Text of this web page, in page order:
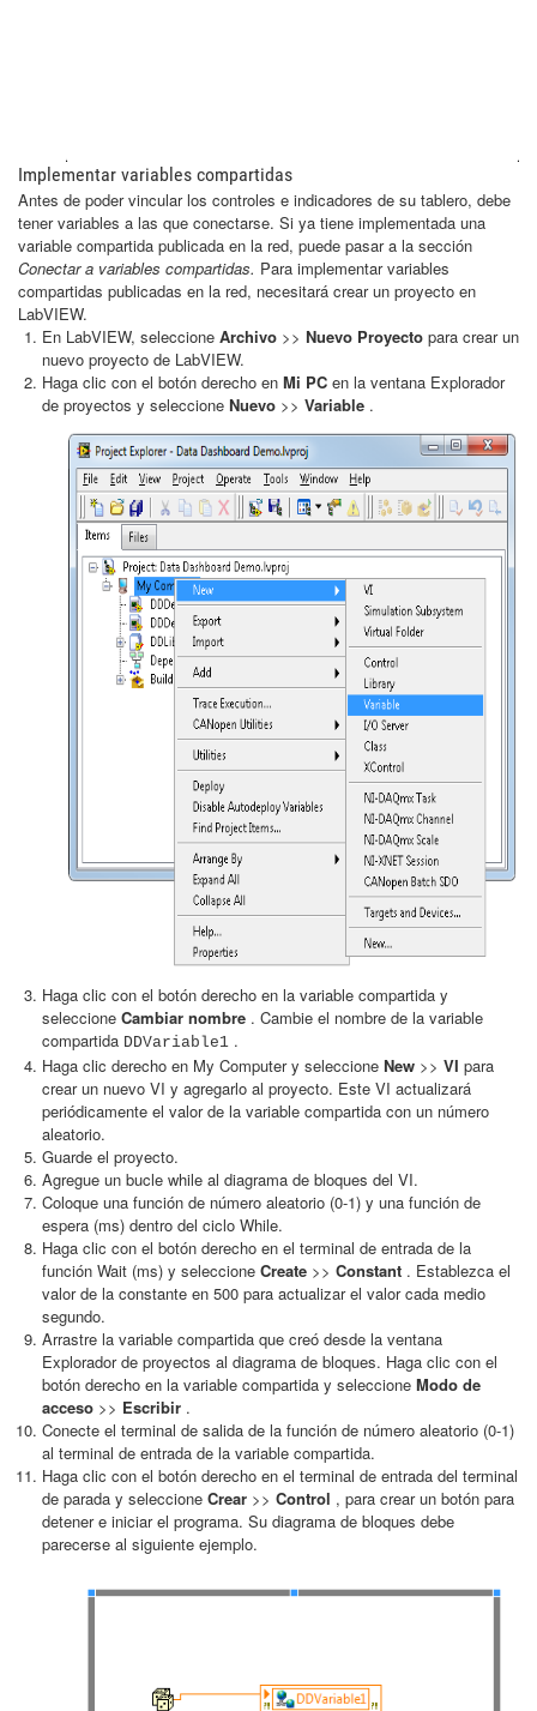
Implementar variables compartidas
Antes de poder vincular los controles e indicadores de su tablero, debe
tener variables a las que conectarse. Si ya tiene implementada una
variable compartida publicada en la red, puede pasar a la sección
Conectar a variables compartidas. Para implementar variables
compartidas publicadas en la red, necesitará crear un proyecto en
LabVIEW.
En LabVIEW, seleccione Archivo >> Nuevo Proyecto para crear un
nuevo proyecto de LabVIEW.
Haga clic con el botón derecho en Mi PC en la ventana Explorador
de proyectos y seleccione Nuevo >> Variable .
Haga clic con el botón derecho en la variable compartida y
seleccione Cambiar nombre . Cambie el nombre de la variable
compartida DDVariable1 .
Haga clic derecho en My Computer y seleccione New >> VI para
crear un nuevo VI y agregarlo al proyecto. Este VI actualizará
periódicamente el valor de la variable compartida con un número
aleatorio.
Guarde el proyecto.
Agregue un bucle while al diagrama de bloques del VI.
Coloque una función de número aleatorio (0-1) y una función de
espera (ms) dentro del ciclo While.
Haga clic con el botón derecho en el terminal de entrada de la
función Wait (ms) y seleccione Create >> Constant . Establezca el
valor de la constante en 500 para actualizar el valor cada medio
segundo.
Arrastre la variable compartida que creó desde la ventana
Explorador de proyectos al diagrama de bloques. Haga clic con el
botón derecho en la variable compartida y seleccione Modo de
acceso >> Escribir .
Conecte el terminal de salida de la función de número aleatorio (0-1)
al terminal de entrada de la variable compartida.
Haga clic con el botón derecho en el terminal de entrada del terminal
de parada y seleccione Crear >> Control , para crear un botón para
detener e iniciar el programa. Su diagrama de bloques debe
parecerse al siguiente ejemplo.